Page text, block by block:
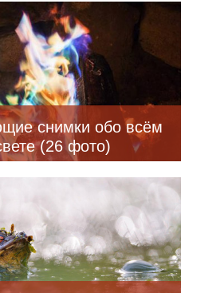
снимки обо всём
(26 фото)